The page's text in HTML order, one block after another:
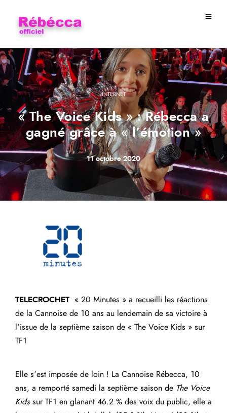
INTERNET
« The Voice Kids » : Rébecca a
gagné grâce à « l’émotion »
11 octobre 2020
TELECROCHET « 20 Minutes » a recueilli les réactions
de la Cannoise de 10 ans au lendemain de sa victoire à
l’issue de la septième saison de « The Voice Kids » sur
TF1
Elle s’est imposée de loin ! La Cannoise Rébecca, 10
ans, a remporté samedi la septième saison de The Voice
Kidssur TF1 en glanant 46.2 % des voix du public, elle a